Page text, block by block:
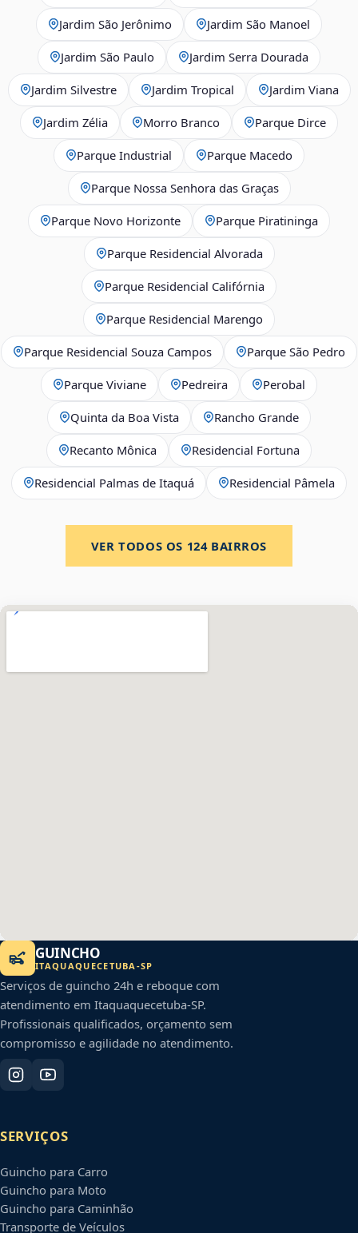
Jardim São Jerônimo Jardim São Manoel
Jardim São Paulo Jardim Serra Dourada
Jardim Silvestre Jardim Tropical Jardim Viana
Jardim Zélia Morro Branco Parque Dirce
Parque Industrial Parque Macedo
Parque Nossa Senhora das Graças
Parque Novo Horizonte Parque Piratininga
Parque Residencial Alvorada
Parque Residencial Califórnia
Parque Residencial Marengo
Parque Residencial Souza Campos Parque São Pedro
Parque Viviane Pedreira Perobal
Quinta da Boa Vista Rancho Grande
Recanto Mônica Residencial Fortuna
Residencial Palmas de Itaquá Residencial Pâmela
VER TODOS OS 124BAIRROS
GUINCHO
ITAQUAQUECETUBA -SP
Serviços de guincho 24h e reboque com
atendimento em Itaquaquecetuba-SP.
Profissionais qualificados, orçamento sem
compromisso e agilidade no atendimento.
SERVIÇOS
Guincho para Carro
Guincho para Moto
Guincho para Caminhão
Transporte de Veículos